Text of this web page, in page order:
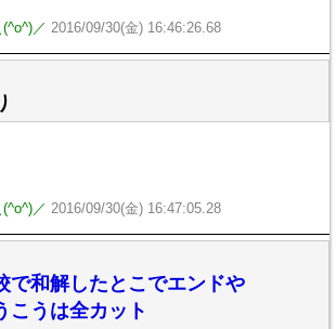
／ 2016/09/30(金) 16:46:26.68
／ 2016/09/30(金) 16:47:05.28
で和解したとこでエンドや
こうは全カット